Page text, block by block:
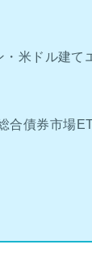
・米ドル建
合債券市場